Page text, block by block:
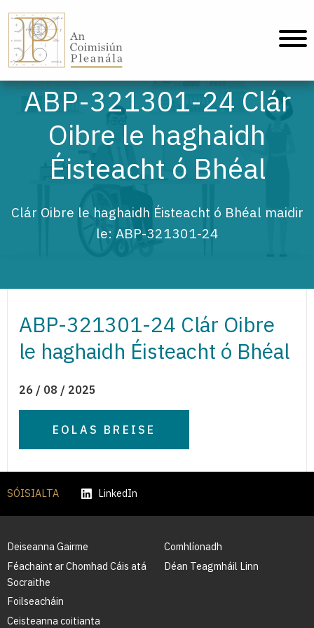
ABP-321301-24 Clár
Oibre le haghaidh
Éisteacht ó Bhéal
Clár Oibre le haghaidh Éisteacht ó Bhéal maidir
le: ABP-321301-24
ABP-321301-24 Clár Oibre
le haghaidh Éisteacht ó Bhéal
26 / 08 / 2025
EOLAS BREISE
SÓISIALTA LinkedIn
Deiseanna Gairme
Féachaint ar Chomhad Cáis atá
Socraithe
Foilseacháin
Ceisteanna coitianta
Comhlíonadh
Déan Teagmháil Linn